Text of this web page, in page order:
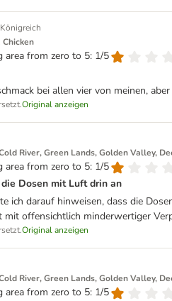
area from zero to 5: 1/5
bei allen vier von meinen,
Original anzeigen
River, Green Lands, Golden Valley,
area from zero to 5: 1/5
Dosen mit Luft drin an
ich darauf hinweisen, dass die
offensichtlich minderwertiger
Original anzeigen
River, Green Lands, Golden Valley,
area from zero to 5: 1/5